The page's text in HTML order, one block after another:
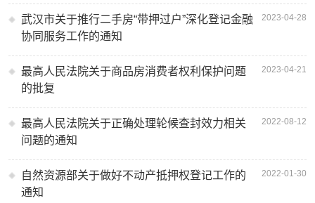
2023-04-28
武汉市关于推行二手房“带押过户”深化登记金融
协同服务工作的通知
2023-04-21
最高人民法院关于商品房消费者权利保护问题
的批复
2022-08-12
最高人民法院关于正确处理轮候查封效力相关
问题的通知
2022-01-30
自然资源部关于做好不动产抵押权登记工作的
通知